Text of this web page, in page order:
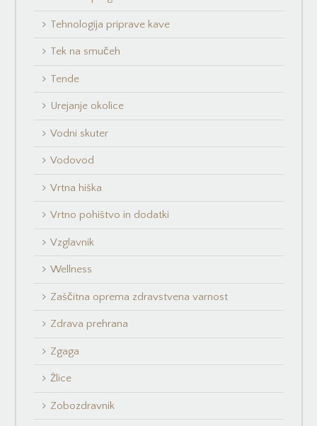
Tehnologija priprave kave
Tek na smučeh
Tende
Urejanje okolice
Vodni skuter
Vodovod
Vrtna hiška
Vrtno pohištvo in dodatki
Vzglavnik
Wellness
Zaščitna oprema zdravstvena varnost
Zdrava prehrana
Zgaga
Žlice
Zobozdravnik